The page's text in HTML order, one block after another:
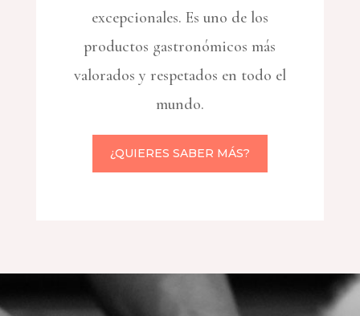
excepcionales. Es uno de los
productos gastronómicos más
valorados y respetados en todo el
mundo.
¿QUIERES SABER MÁS?